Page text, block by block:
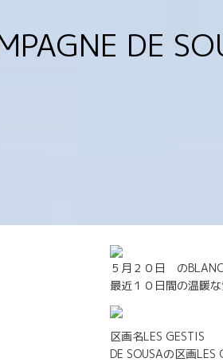
DE
５月２０日 のBLANC
最近１０日間の温暖
区画名LES GESTIS
DE SOUSAの区画